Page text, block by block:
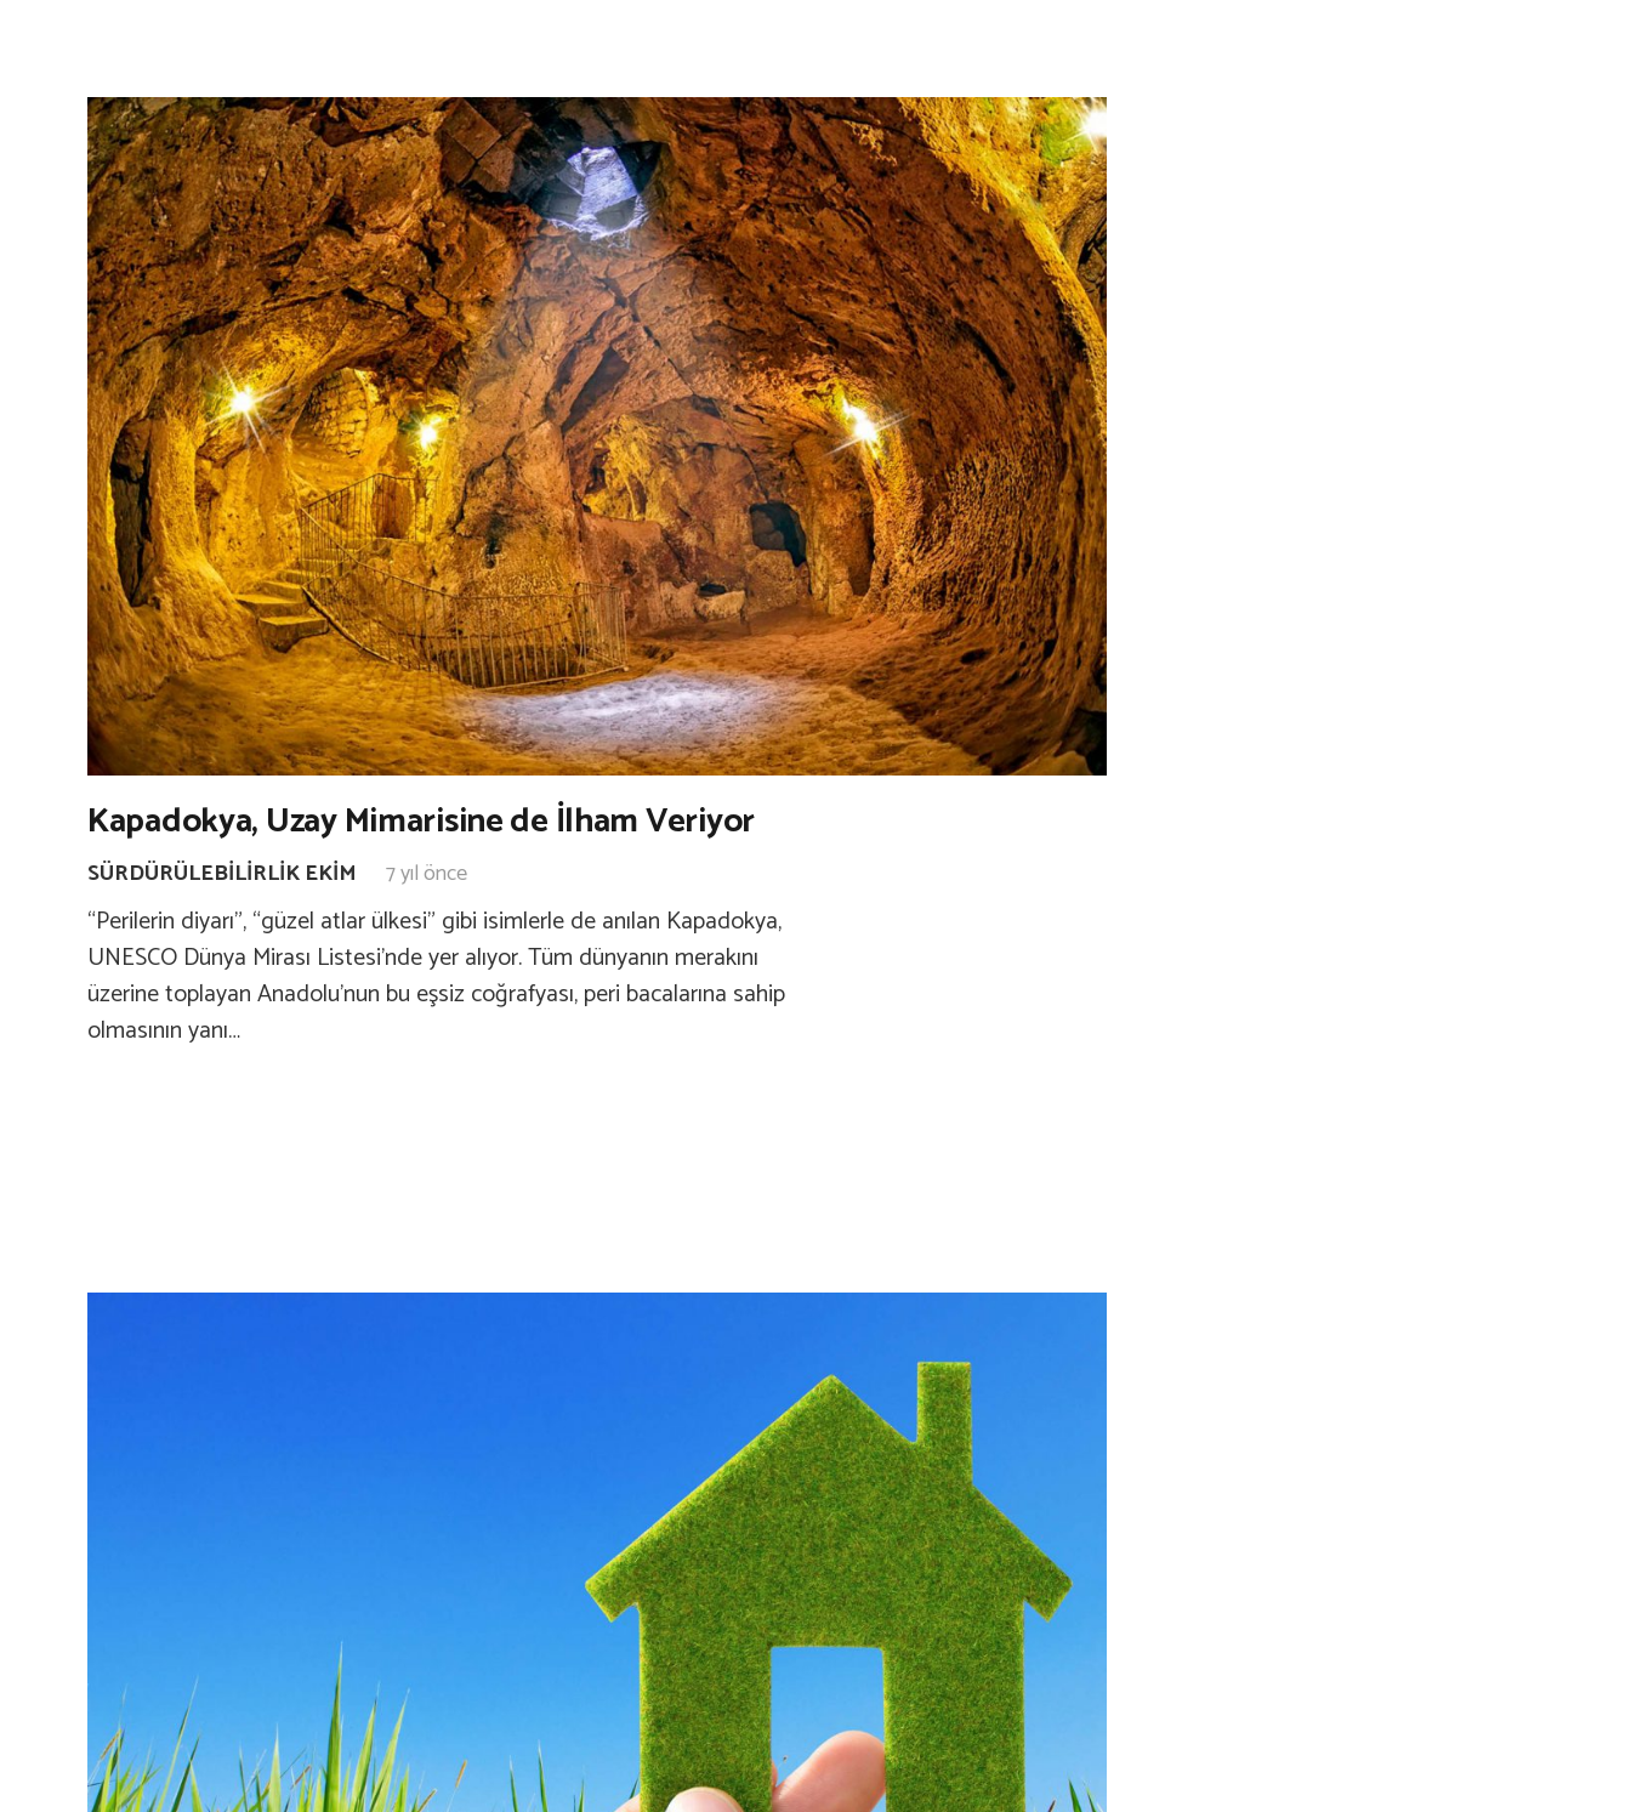
Kapadokya, Uzay Mimarisine de İlham Veriyor
SÜRDÜRÜLEBILIRLIK EKIM 7 yıl önce
“Perilerin diyarı”, “güzel atlar ülkesi” gibi isimlerle de anılan Kapadokya,
UNESCO Dünya Mirası Listesi’nde yer alıyor. Tüm dünyanın merakını
üzerine toplayan Anadolu’nun bu eşsiz coğrafyası, peri bacalarına sahip
olmasının yanı…